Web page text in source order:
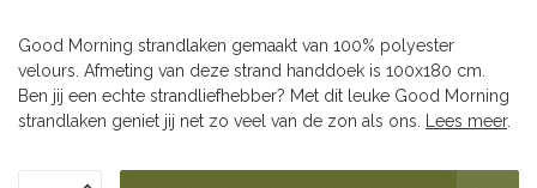
Good Morning strandlaken gemaakt van 100% polyester
velours. Afmeting van deze strand handdoek is 100x180 cm.
Ben jij een echte strandliefhebber? Met dit leuke Good Morning
strandlaken geniet jij net zo veel van de zon als ons.
Lees meer.